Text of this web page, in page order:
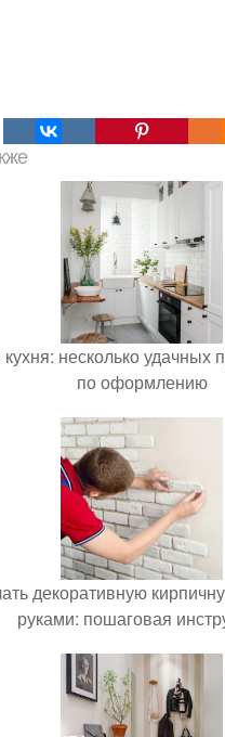
несколько удачных
по оформлению
декоративную
руками: пошаговая